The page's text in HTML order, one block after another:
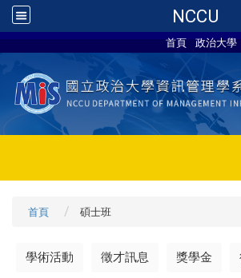
NCCU
首頁 政治大學
首頁 碩士班
學術活動 徵才訊息 獎學金